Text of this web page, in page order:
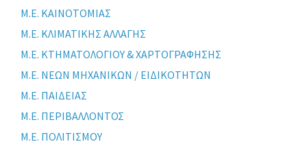
Μ.Ε. ΚΑΙΝΟΤΟΜΙΑΣ
Μ.Ε. ΚΛΙΜΑΤΙΚΗΣ ΑΛΛΑΓΗΣ
Μ.Ε. ΚΤΗΜΑΤΟΛΟΓΙΟΥ & ΧΑΡΤΟΓΡΑΦΗΣΗΣ
Μ.Ε. ΝΕΩΝ ΜΗΧΑΝΙΚΩΝ / ΕΙΔΙΚΟΤΗΤΩΝ
Μ.Ε. ΠΑΙΔΕΙΑΣ
Μ.Ε. ΠΕΡΙΒΑΛΛΟΝΤΟΣ
Μ.Ε. ΠΟΛΙΤΙΣΜΟΥ